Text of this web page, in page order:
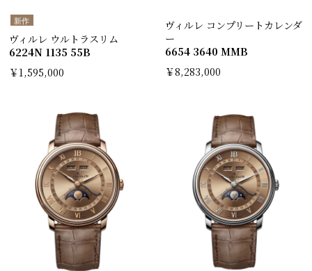
新作
ヴィルレ ウルトラスリム
6224N 1135 55B
￥1,595,000
ヴィルレ コンプリートカレンダ
ー
6654 3640 MMB
￥8,283,000